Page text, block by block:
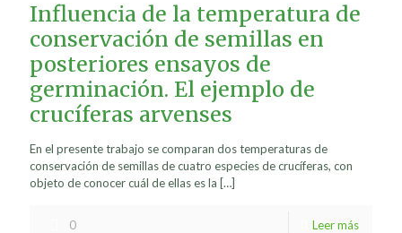
Influencia de la temperatura de
conservación de semillas en
posteriores ensayos de
germinación. El ejemplo de
crucíferas arvenses
En el presente trabajo se comparan dos temperaturas de
conservación de semillas de cuatro especies de crucíferas, con
objeto de conocer cuál de ellas es la […]
0 Leer más